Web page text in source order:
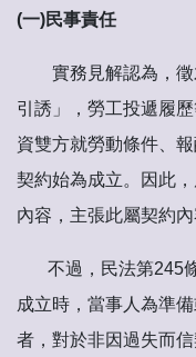
(一)民事責任
實務見解認為，徵
引誘」，勞工投遞履
資雙方就勞動條件、
契約始為成立。因此
內容，主張此屬契約
不過，民法第245條
成立時，當事人為準
者，對於非因過失而